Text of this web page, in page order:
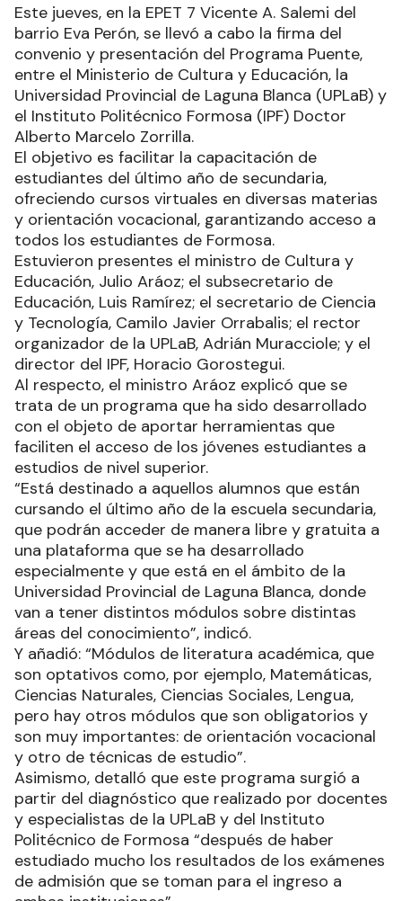
Este jueves, en la EPET 7 Vicente A. Salemi del
barrio Eva Perón, se llevó a cabo la firma del
convenio y presentación del Programa Puente,
entre el Ministerio de Cultura y Educación, la
Universidad Provincial de Laguna Blanca (UPLaB) y
el Instituto Politécnico Formosa (IPF) Doctor
Alberto Marcelo Zorrilla.
El objetivo es facilitar la capacitación de
estudiantes del último año de secundaria,
ofreciendo cursos virtuales en diversas materias
y orientación vocacional, garantizando acceso a
todos los estudiantes de Formosa.
Estuvieron presentes el ministro de Cultura y
Educación, Julio Aráoz; el subsecretario de
Educación, Luis Ramírez; el secretario de Ciencia
y Tecnología, Camilo Javier Orrabalis; el rector
organizador de la UPLaB, Adrián Muracciole; y el
director del IPF, Horacio Gorostegui.
Al respecto, el ministro Aráoz explicó que se
trata de un programa que ha sido desarrollado
con el objeto de aportar herramientas que
faciliten el acceso de los jóvenes estudiantes a
estudios de nivel superior.
“Está destinado a aquellos alumnos que están
cursando el último año de la escuela secundaria,
que podrán acceder de manera libre y gratuita a
una plataforma que se ha desarrollado
especialmente y que está en el ámbito de la
Universidad Provincial de Laguna Blanca, donde
van a tener distintos módulos sobre distintas
áreas del conocimiento”, indicó.
Y añadió: “Módulos de literatura académica, que
son optativos como, por ejemplo, Matemáticas,
Ciencias Naturales, Ciencias Sociales, Lengua,
pero hay otros módulos que son obligatorios y
son muy importantes: de orientación vocacional
y otro de técnicas de estudio”.
Asimismo, detalló que este programa surgió a
partir del diagnóstico que realizado por docentes
y especialistas de la UPLaB y del Instituto
Politécnico de Formosa “después de haber
estudiado mucho los resultados de los exámenes
de admisión que se toman para el ingreso a